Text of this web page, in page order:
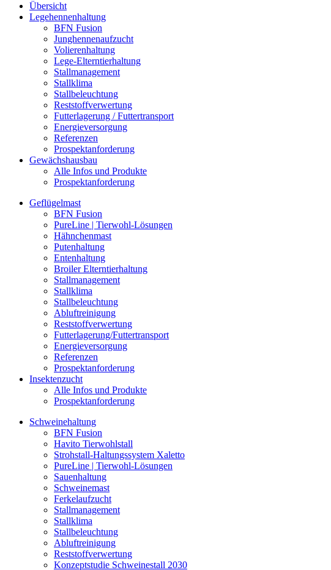
Übersicht
Legehennenhaltung
BFN Fusion
Junghennenaufzucht
Volierenhaltung
Lege-Elterntierhaltung
Stallmanagement
Stallklima
Stallbeleuchtung
Reststoffverwertung
Futterlagerung / Futtertransport
Energieversorgung
Referenzen
Prospektanforderung
Gewächshausbau
Alle Infos und Produkte
Prospektanforderung
Geflügelmast
BFN Fusion
PureLine | Tierwohl-Lösungen
Hähnchenmast
Putenhaltung
Entenhaltung
Broiler Elterntierhaltung
Stallmanagement
Stallklima
Stallbeleuchtung
Abluftreinigung
Reststoffverwertung
Futterlagerung/Futtertransport
Energieversorgung
Referenzen
Prospektanforderung
Insektenzucht
Alle Infos und Produkte
Prospektanforderung
Schweinehaltung
BFN Fusion
Havito Tierwohlstall
Strohstall-Haltungssystem Xaletto
PureLine | Tierwohl-Lösungen
Sauenhaltung
Schweinemast
Ferkelaufzucht
Stallmanagement
Stallklima
Stallbeleuchtung
Abluftreinigung
Reststoffverwertung
Konzeptstudie Schweinestall 2030